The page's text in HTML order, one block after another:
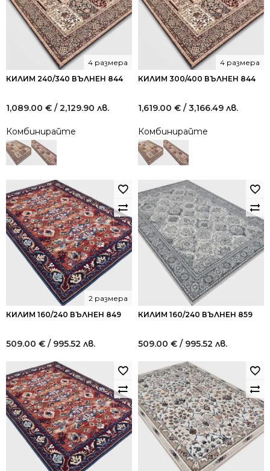
КИЛИМ 240/340 ВЪЛНЕН 844
4 размера
1,089.00 € / 2,129.90 лв.
Комбинирайте
КИЛИМ 300/400 ВЪЛНЕН 844
4 размера
1,619.00 € / 3,166.49 лв.
Комбинирайте
КИЛИМ 160/240 ВЪЛНЕН 849
2 размера
509.00 € / 995.52 лв.
КИЛИМ 160/240 ВЪЛНЕН 859
509.00 € / 995.52 лв.